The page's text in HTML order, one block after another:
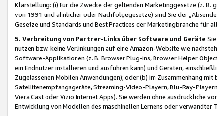
Klarstellung: (i) Für die Zwecke der geltenden Marketinggesetze (z. B.
von 1991 und ähnlicher oder Nachfolgegesetze) sind Sie der
Gesetze und Standards und Best Practices der Marketingbranche für
5. Verbreitung von Partner-Links über Software und Geräte
nutzen bzw. keine Verlinkungen auf eine Amazon-Website wie
Software-Applikationen (z. B. Browser Plug-ins, Browser Helper
ein Endnutzer installieren und ausführen kann) und Geräten,
Zugelassenen Mobilen Anwendungen); oder (b) im Zusammenhang
Satellitenempfangsgeräte, Streaming-Video-Playern, Blu-Ray-
Viera Cast oder Vizio Internet Apps). Sie werden ohne ausdrückliche
Entwicklung von Modellen des maschinellen Lernens oder